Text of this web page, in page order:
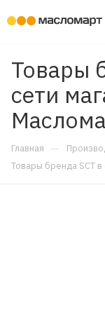
Товары
сети
Главная —
Товары бренда SCT